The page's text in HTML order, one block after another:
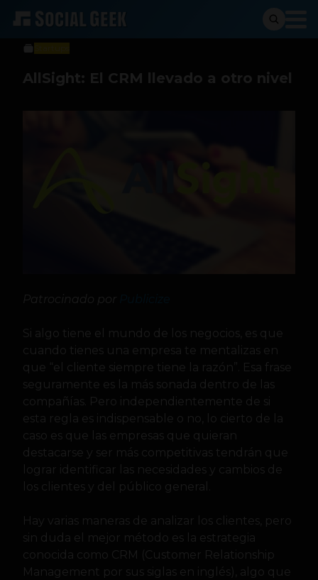
Sergio Ramos
24 de marzo de 2016
AllSight: El CRM llevado a otro nivel
Patrocinado por
Si algo tiene el mundo de los negocios, es que
cuando tienes una empresa te mentalizas en
que “el cliente siempre tiene la razón”. Esa frase
seguramente es la más sonada dentro de las
compañías. Pero independientemente de si
esta regla es indispensable o no, lo cierto de la
caso es que las empresas que quieran
destacarse y ser más competitivas tendrán que
lograr identificar las necesidades y cambios de
los clientes y del público general.
Hay varias maneras de analizar los clientes, pero
sin duda el mejor método es la estrategia
conocida como CRM (Customer Relationship
Management por sus siglas en inglés), algo que